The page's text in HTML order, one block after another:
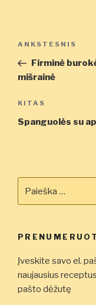
įrašų
Ankstesnis
įrašas
ANKSTESNIS
Firminė
mišrainė
Kitas
įrašas
KITAS
Spanguolės su
Įveskite savo el.
naujausius
pašto dėžutę